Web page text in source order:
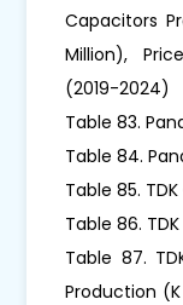
Capacitors
Million),
(2019-2024)
Table 83.
Table 84.
Table 85.
Table 86.
Table 87.
Production (K